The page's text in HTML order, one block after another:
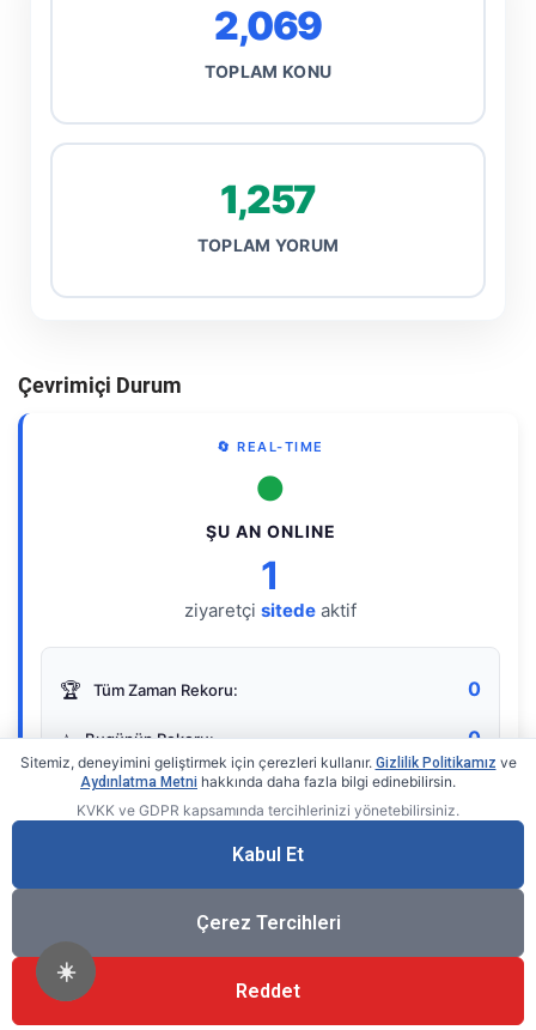
☀️
2,069
TOPLAM KONU
1,257
TOPLAM YORUM
Çevrimiçi Durum
🔄 REAL-TIME
●
ŞU AN ONLINE
1
ziyaretçi sitede aktif
🏆 Tüm Zaman Rekoru: 0
⭐ Bugünün Rekoru: 0
Gerçek zamanlı sayaç
Sitemiz, deneyimini geliştirmek için çerezleri kullanır. Gizlilik Politikamız ve
Aydınlatma Metni hakkında daha fazla bilgi edinebilirsin.
KVKK ve GDPR kapsamında tercihlerinizi yönetebilirsiniz.
Kabul Et
Çerez Tercihleri
Reddet